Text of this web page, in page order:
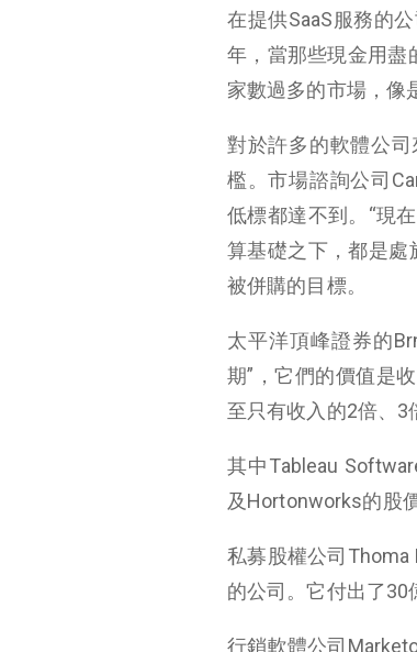
在提供SaaS服務的
年，當那些現金用盡
家數過多的市場，像
對於許多的軟體公
檻。市場諮詢公司
低標都達不到。“現
算基礎之下，都是處
被併購的目標。
太平洋頂峰證券的
期”，它們的價值是
至只有收入的2倍、3
其中Tableau
及Hortonworks的股
私募股權公司Thoma
的公司。它付出了30
行銷軟體公司